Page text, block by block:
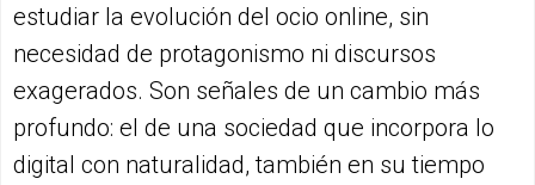
estudiar la evolución del ocio online, sin
necesidad de protagonismo ni discursos
exagerados. Son señales de un cambio más
profundo: el de una sociedad que incorpora lo
digital con naturalidad, también en su tiempo